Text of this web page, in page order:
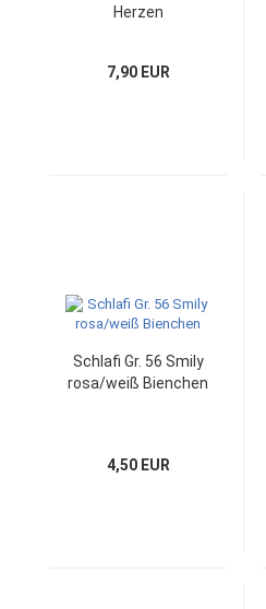
Herzen
7,90 EUR
Schlafi Gr. 56 Smily
rosa/weiß Bienchen
4,50 EUR